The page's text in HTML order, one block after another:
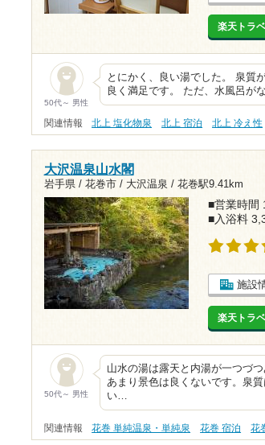
楽天トラ
50代～ 男性
とにかく、良い湯でした。 泉質
良く満足です。 ただ、水風呂が
関連情報 北上 塩化物泉 北上 宿泊 北上 冷え性
大沢温泉山水閣
岩手県 / 花巻市 / 大沢温泉 / 花巻駅9.41km
■営業時間
■入浴料
施設
楽天トラ
50代～ 男性
山水の湯は露天と内湯が一つづ
あまり景色は良くないです。泉
い…
関連情報 花巻 単純温泉・単純泉 花巻 宿泊 花